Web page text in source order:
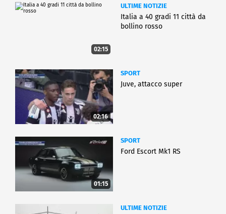
02:15
ULTIME NOTIZIE
Italia a 40 gradi 11 città da
bollino rosso
02:16
SPORT
Juve, attacco super
01:15
SPORT
Ford Escort Mk1 RS
ULTIME NOTIZIE